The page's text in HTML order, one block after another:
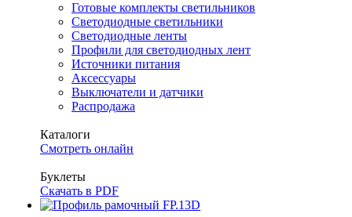
Готовые комплекты светильников
Светодиодные светильники
Светодиодные ленты
Профили для светодиодных лент
Источники питания
Аксессуары
Выключатели и датчики
Распродажа
Каталоги
Смотреть онлайн
Буклеты
Скачать в PDF